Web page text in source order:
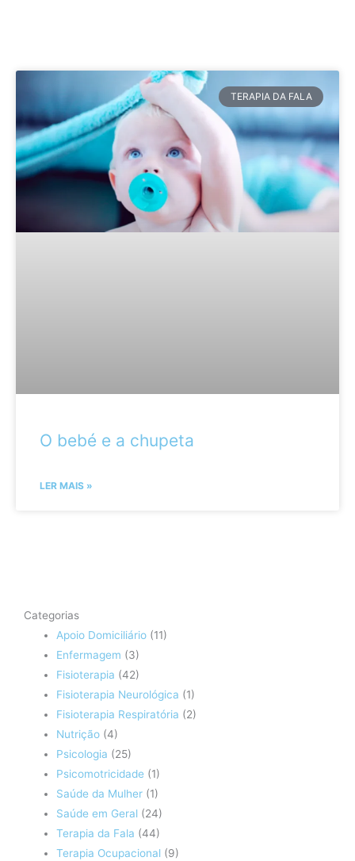
TERAPIA DA FALA
O bebé e a chupeta
LER MAIS »
Categorias
Apoio Domiciliário (11)
Enfermagem (3)
Fisioterapia (42)
Fisioterapia Neurológica (1)
Fisioterapia Respiratória (2)
Nutrição (4)
Psicologia (25)
Psicomotricidade (1)
Saúde da Mulher (1)
Saúde em Geral (24)
Terapia da Fala (44)
Terapia Ocupacional (9)